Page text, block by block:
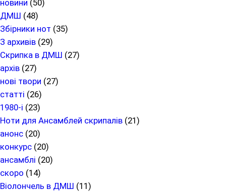
новини (50)
ДМШ (48)
Збірники нот (35)
З архивів (29)
Скрипка в ДМШ (27)
архів (27)
нові твори (27)
статті (26)
1980-і (23)
Ноти для Ансамблей скрипалів (21)
анонс (20)
конкурс (20)
ансамблі (20)
скоро (14)
Віолончель в ДМШ (11)